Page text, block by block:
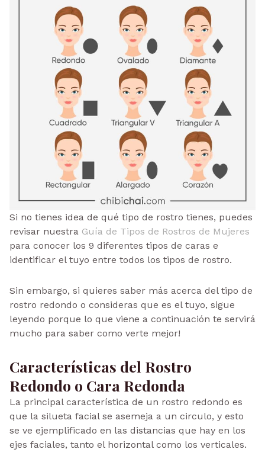
Si no tienes idea de qué tipo de rostro tienes, puedes
revisar nuestra Guía de Tipos de Rostros de Mujeres
para conocer los 9 diferentes tipos de caras e
identificar el tuyo entre todos los tipos de rostro.
Sin embargo, si quieres saber más acerca del tipo de
rostro redondo o consideras que es el tuyo, sigue
leyendo porque lo que viene a continuación te servirá
mucho para saber como verte mejor!
Características del Rostro
Redondo o Cara Redonda
La principal característica de un rostro redondo es
que la silueta facial se asemeja a un circulo, y esto
se ve ejemplificado en las distancias que hay en los
ejes faciales, tanto el horizontal como los verticales.